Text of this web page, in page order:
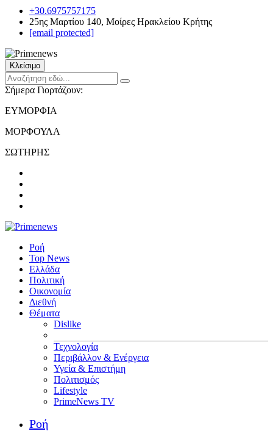
+30.6975757175
25ης Μαρτίου 140, Μοίρες Ηρακλείου Κρήτης
[email protected]
Κλείσιμο
Σήμερα Γιορτάζουν:
ΕΥΜΟΡΦΙΑ
ΜΟΡΦΟΥΛΑ
ΣΩΤΗΡΗΣ
Ροή
Top News
Ελλάδα
Πολιτική
Οικονομία
Διεθνή
Θέματα
Dislike
Τεχνολογία
Περιβάλλον & Ενέργεια
Υγεία & Επιστήμη
Πολιτισμός
Lifestyle
PrimeNews TV
Ροή